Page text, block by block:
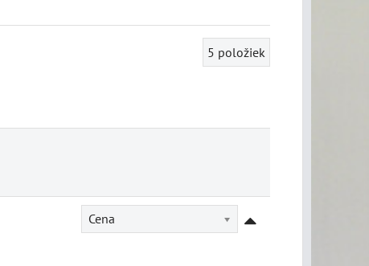
5 položiek
Cena